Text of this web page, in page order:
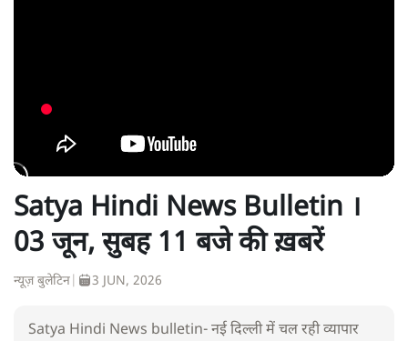
Satya Hindi News Bulletin ।
03 जून, सुबह 11 बजे की ख़बरें
न्यूज़ बुलेटिन 3 JUN, 2026
Satya Hindi News bulletin- नई दिल्ली में चल रही व्यापार